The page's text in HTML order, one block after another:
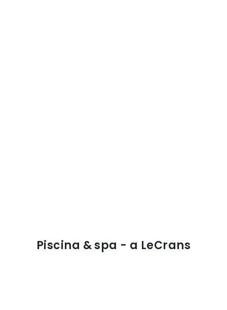
Piscina & spa - a LeCrans